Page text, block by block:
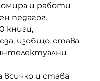
и работи
педагог.
книги,
изобщо, става
всичко и става